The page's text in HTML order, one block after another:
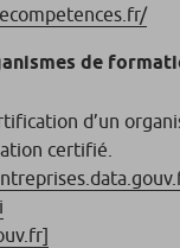
de
d’un
certifié.